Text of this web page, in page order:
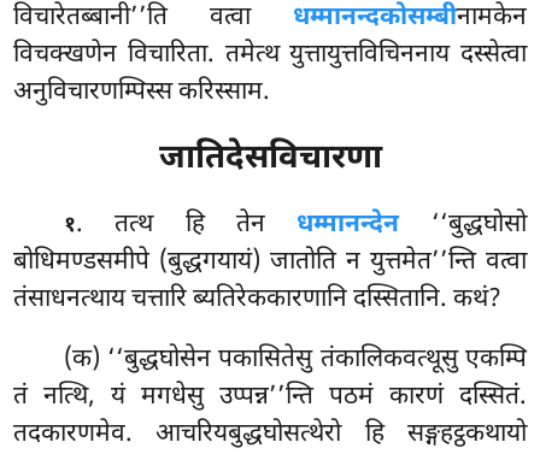
विचारेतब्बानी’’ति वत्वा धम्मानन्दकोसम्बीनामकेन
विचक्खणेन विचारिता. तमेत्थ युत्तायुत्तविचिननाय दस्सेत्वा
अनुविचारणम्पिस्स करिस्साम.
जातिदेसविचारणा
१. तत्थ हि तेन धम्मानन्देन‘‘बुद्धघोसो
बोधिमण्डसमीपे (बुद्धगयायं) जातोति न युत्तमेत’’न्ति वत्वा
तंसाधनत्थाय चत्तारि ब्यतिरेककारणानि दस्सितानि. कथं?
(क) ‘‘बुद्धघोसेन पकासितेसु तंकालिकवत्थूसु एकम्पि
तं नत्थि, यं मगधेसु उप्पन्न’’न्ति पठमं कारणं दस्सितं.
तदकारणमेव. आचरियबुद्धघोसत्थेरो हि सङ्गहट्ठकथायो